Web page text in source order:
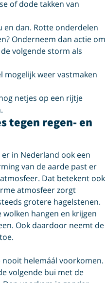
of dode takken van
en dan. Rotte onderdelen
Onderneem dan actie om
volgende storm als
mogelijk weer vastmaken
netjes op een rijtje
tegen regen- en
in Nederland ook een
van de aarde past er
Dat betekent ook
atmosfeer zorgt
grotere hagelstenen.
hangen en krijgen
Ook daardoor neemt de
nooit helemáál voorkomen.
volgende bui met de